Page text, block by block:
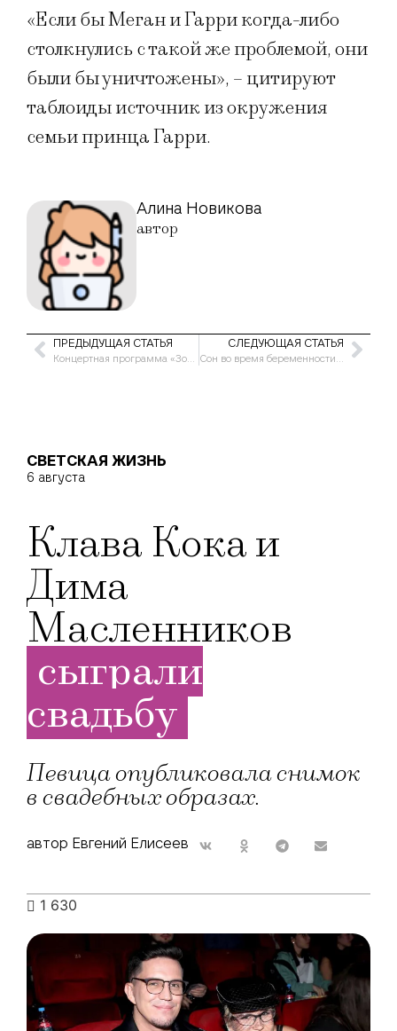
«Если бы Меган и Гарри когда-либо
столкнулись с такой же проблемой, они
были бы уничтожены», – цитируют
таблоиды источник из окружения
семьи принца Гарри.
Алина Новикова
автор
ПРЕДЫДУЩАЯ СТАТЬЯ СЛЕДУЮЩАЯ СТАТЬЯ
СВЕТСКАЯ ЖИЗНЬ
6 августа
Клава Кока и
Дима
Масленников
сыграли
свадьбу
Певица опубликовала снимок
в свадебных образах.
автор Евгений Елисеев
1 630